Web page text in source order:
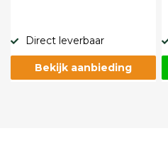
Direct leverbaar
Bekijk aanbieding